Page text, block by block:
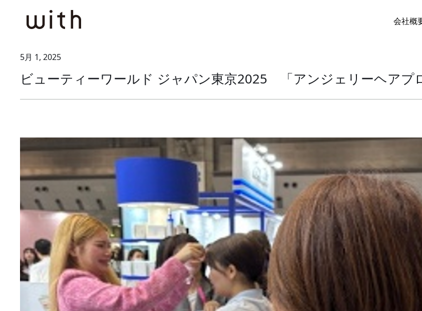
会社概
5月 1, 2025
ビューティーワールド ジャパン東京2025 「アンジェリーヘアプ